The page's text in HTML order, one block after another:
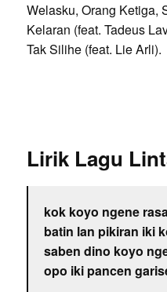
Welasku, Orang Ketiga,
Kelaran (feat. Tadeus
Tak Silihe (feat. Lie Arli).
Lirik Lagu
kok koyo ngene
batin lan pikiran iki
saben dino koyo
opo iki pancen